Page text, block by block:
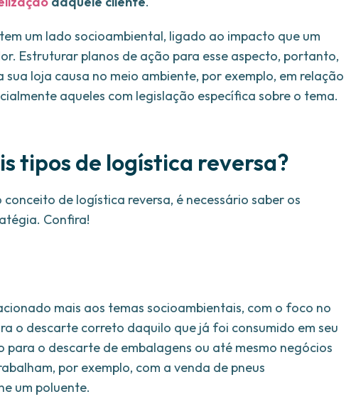
um lado socioambiental, ligado ao impacto que um
Estruturar planos de ação para esse aspecto, portanto,
loja causa no meio ambiente, por exemplo, em relação
aqueles com legislação específica sobre o tema.
tipos de logística reversa?
de logística reversa, é necessário saber os
Confira!
mais aos temas socioambientais, com o foco no
o descarte correto daquilo que já foi consumido em seu
o descarte de embalagens ou até mesmo negócios
por exemplo, com a venda de pneus
um poluente.